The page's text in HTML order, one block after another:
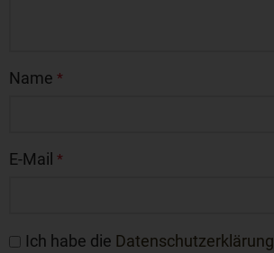
Name *
E-Mail *
Ich habe die Datenschutzerklärung